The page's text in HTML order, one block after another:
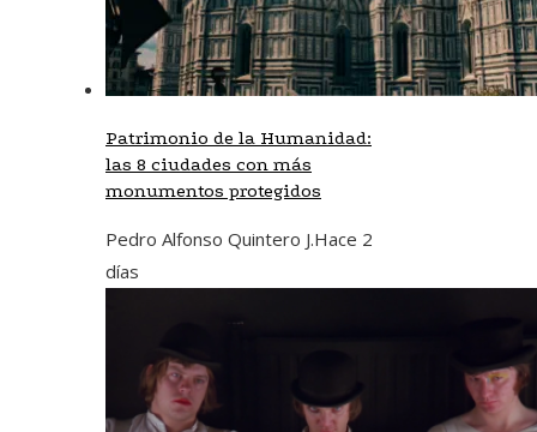
Patrimonio de la Humanidad:
las 8 ciudades con más
monumentos protegidos
Pedro Alfonso Quintero J.Hace 2
días